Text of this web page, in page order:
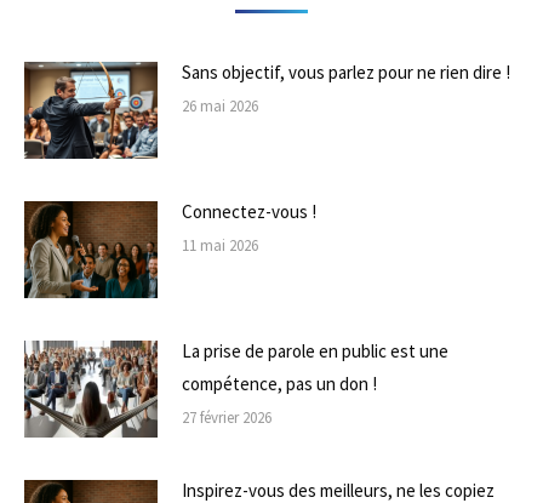
Sans objectif, vous parlez pour ne rien dire !
26 mai 2026
Connectez-vous !
11 mai 2026
La prise de parole en public est une
compétence, pas un don !
27 février 2026
Inspirez-vous des meilleurs, ne les copiez